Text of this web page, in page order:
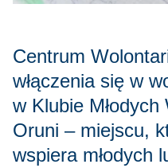
Centrum
włączenia się w
w Klubie
Oruni – miejscu,
wspiera młodych